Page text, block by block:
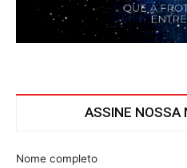
ASSINE NOSSA
Nome completo